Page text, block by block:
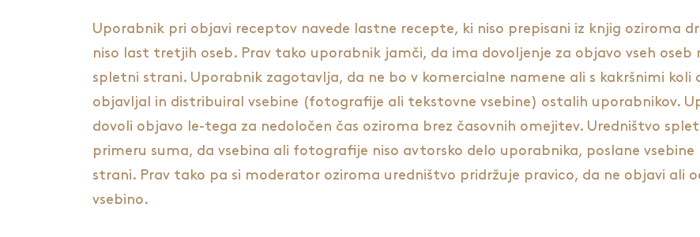
Uporabnik pri objavi receptov navede lastne recepte, ki niso prepisani iz knjig oziroma
niso last tretjih oseb. Prav tako uporabnik jamči, da ima dovoljenje za objavo vseh
spletni strani. Uporabnik zagotavlja, da ne bo v komercialne namene ali s kakršnimi
objavljal in distribuiral vsebine (fotografije ali tekstovne vsebine) ostalih uporabnikov.
dovoli objavo le-tega za nedoločen čas oziroma brez časovnih omejitev. Uredništvo
primeru suma, da vsebina ali fotografije niso avtorsko delo uporabnika, poslane
strani. Prav tako pa si moderator oziroma uredništvo pridržuje pravico, da ne objavi ali
vsebino.